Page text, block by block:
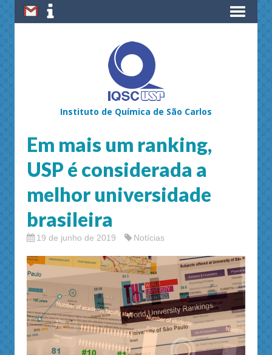
Instituto de Química de São Carlos
Em mais um ranking,
USP é considerada a
melhor universidade
brasileira
19 de junho de 2019 Notícias